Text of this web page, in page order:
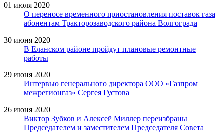
01 июля 2020
О переносе временного приостановления поставок газа
абонентам Тракторозаводского района Волгограда
30 июня 2020
В Еланском районе пройдут плановые ремонтные
работы
29 июня 2020
Интервью генерального директора ООО «Газпром
межрегионгаз» Сергея Густова
26 июня 2020
Виктор Зубков и Алексей Миллер переизбраны
Председателем и заместителем Председателя Совета